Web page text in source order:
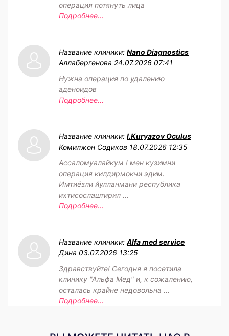
операция потянуть лица
Подробнее...
Название клиники: Nano Diagnostics
Аллабергенова 24.07.2026 07:41
Нужна операция по удалению
аденоидов
Подробнее...
Название клиники: I.Kuryazov Oculus
Комилжон Содиков 18.07.2026 12:35
Ассаломуалайкум ! мен кузимни
операция килдирмокчи эдим.
Имтиёзли йулланмани республика
ихтисослаштирил ...
Подробнее...
Название клиники: Alfa med service
Дина 03.07.2026 13:25
Здравствуйте! Сегодня я посетила
клинику "Альфа Мед" и, к сожалению,
осталась крайне недовольна ...
Подробнее...